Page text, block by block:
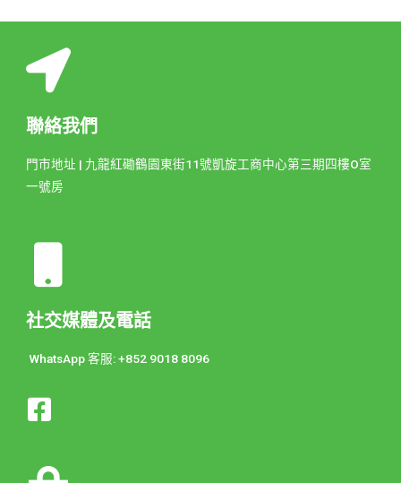
聯絡我們
門市地址 | 九龍紅磡鶴園東街11號凱旋工商中心第三期四樓O室
一號房
社交媒體及電話
WhatsApp 客服: +852 9018 8096